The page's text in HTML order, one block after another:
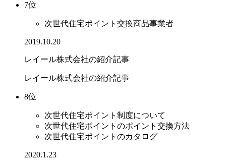
7位
次世代住宅ポイント交換商品事業者
2019.10.20
レイール株式会社の紹介記事
レイール株式会社の紹介記事
8位
次世代住宅ポイント制度について
次世代住宅ポイントのポイント交換方法
次世代住宅ポイントのカタログ
2020.1.23